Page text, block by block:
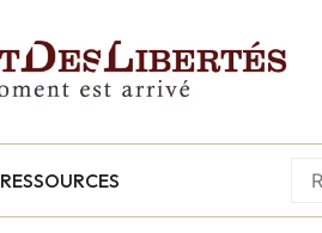
RESSOURCES